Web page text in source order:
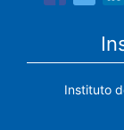
Instituto